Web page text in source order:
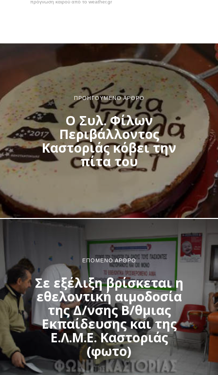
πρόγνωση καιρού από το weather.gr
ΠΡΟΗΓΟΎΜΕΝΟ ΆΡΘΡΟ
Ο Συλ. Φίλων
Περιβάλλοντος
Καστοριάς κόβει την
πίτα του
ΕΠΌΜΕΝΟ ΆΡΘΡΟ
Σε εξέλιξη βρίσκεται η
εθελοντική αιμοδοσία
της Δ/νσης Β/θμιας
Εκπαίδευσης και της
Ε.Λ.Μ.Ε. Καστοριάς
(φωτο)